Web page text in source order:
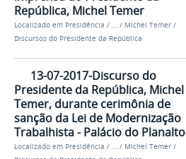
República, Michel Temer
Localizado em Presidência / / Michel Temer /
Discursos do Presidente da República
13-07-2017-Discurso do
Presidente da República, Michel
Temer, durante cerimônia de
sanção da Lei de Modernização
Trabalhista - Palácio do Planalto
Localizado em Presidência / … / Michel Temer /